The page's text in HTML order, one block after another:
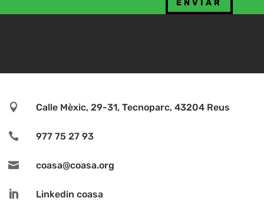
 Calle Mèxic, 29-31, Tecnoparc, 43204 Reus
 977 75 27 93
 coasa@coasa.org
 Linkedin coasa